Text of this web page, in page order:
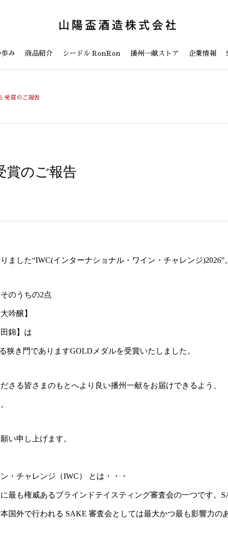
み 商品紹介 シードル RonRon 播州一献ストア 企業情報
受賞のご報告
賞のご報告
ました“IWC(インターナショナル・ワイン・チャレンジ)2026”
のうちの2点
吟醸】
錦】は
狭き門でありますGOLDメダルを受賞いたしました。
さる皆さまのもとへより良い播州一献をお届けできるよう、
い申し上げます。
・チャレンジ（IWC） とは・・・
最も権威あるブラインドテイスティング審査会の一つです。
国外で行われる SAKE 審査会としては最大かつ最も影響力の